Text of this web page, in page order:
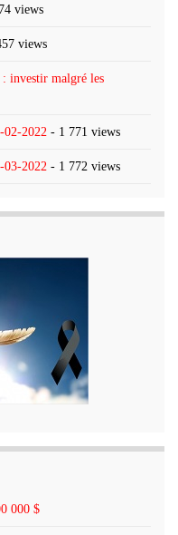
views
views
: investir malgré les
02-2022 - 1 771 views
03-2022 - 1 772 views
000 $